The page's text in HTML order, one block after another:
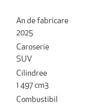
An de fabricare
2025
Caroserie
SUV
Cilindree
1 497 cm3
Combustibil